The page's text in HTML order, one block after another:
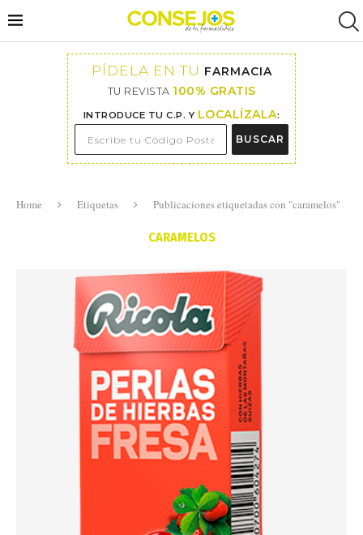
PÍDELA EN TU FARMACIA
TU REVISTA 100% GRATIS
INTRODUCE TU C.P. Y LOCALÍZALA:
BUSCAR
Home Etiquetas Publicaciones etiquetadas con "caramelos"
CARAMELOS